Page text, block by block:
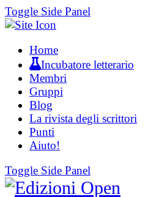
Toggle Side Panel
Home
Incubatore letterario
Membri
Gruppi
Blog
La rivista degli scrittori
Punti
Aiuto!
Toggle Side Panel